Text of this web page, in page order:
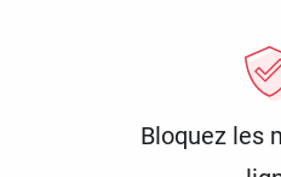
Bloquez les